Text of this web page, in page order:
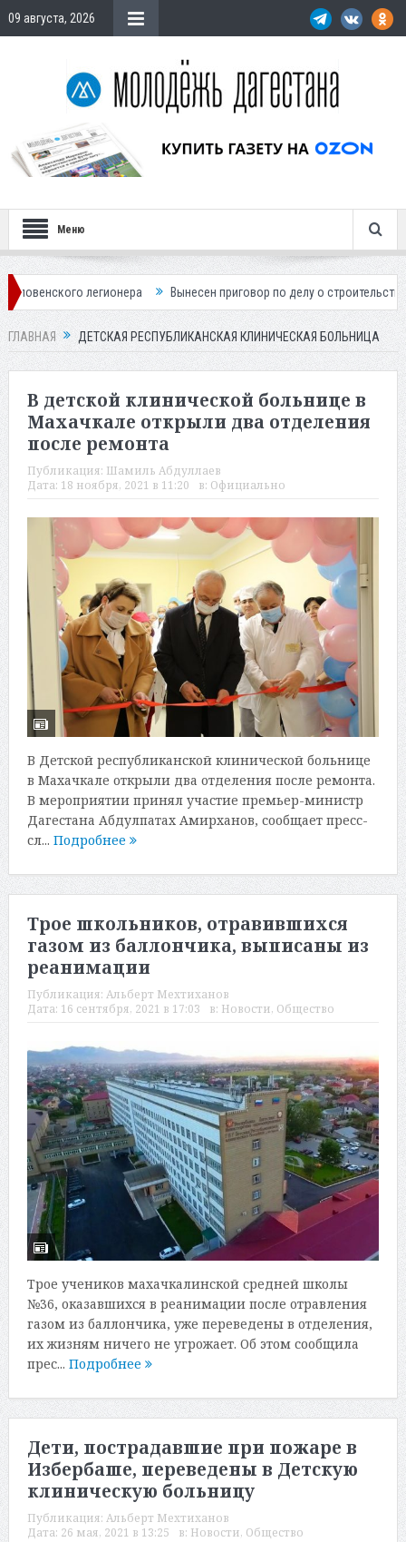
09 августа, 2026
Меню
Вынесен приговор по делу о строительстве гостиницы у
ГЛАВНАЯ ДЕТСКАЯ РЕСПУБЛИКАНСКАЯ КЛИНИЧЕСКАЯ БОЛЬНИЦА
В детской клинической больнице в
Махачкале открыли два отделения
после ремонта
Публикация: Шамиль Абдуллаев
Дата: 18 ноября, 2021 в 11:20 в: Официально
В Детской республиканской клинической больнице
в Махачкале открыли два отделения после ремонта.
В мероприятии принял участие премьер-министр
Дагестана Абдулпатах Амирханов, сообщает пресс-
сл... Подробнее
Трое школьников, отравившихся
газом из баллончика, выписаны из
реанимации
Публикация: Альберт Мехтиханов
Дата: 16 сентября, 2021 в 17:03 в: Новости, Общество
Трое учеников махачкалинской средней школы
№36, оказавшихся в реанимации после отравления
газом из баллончика, уже переведены в отделения,
их жизням ничего не угрожает. Об этом сообщила
прес... Подробнее
Дети, пострадавшие при пожаре в
Избербаше, переведены в Детскую
клиническую больницу
Публикация: Альберт Мехтиханов
Дата: 26 мая, 2021 в 13:25 в: Новости, Общество